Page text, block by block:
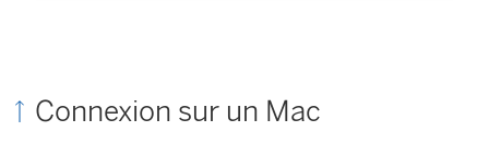
Connexion sur un Mac